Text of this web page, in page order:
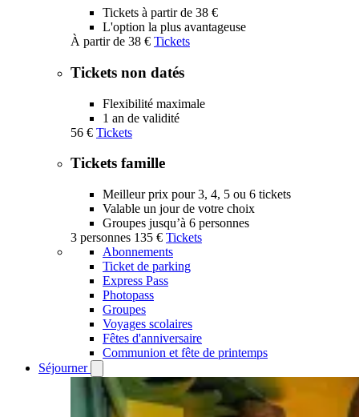
Tickets à partir de 38 €
L'option la plus avantageuse
À partir de 38 € Tickets
Tickets non datés
Flexibilité maximale
1 an de validité
56 € Tickets
Tickets famille
Meilleur prix pour 3, 4, 5 ou 6 tickets
Valable un jour de votre choix
Groupes jusqu’à 6 personnes
3 personnes 135 € Tickets
Abonnements
Ticket de parking
Express Pass
Photopass
Groupes
Voyages scolaires
Fêtes d'anniversaire
Communion et fête de printemps
Séjourner
Séjourner
submenu